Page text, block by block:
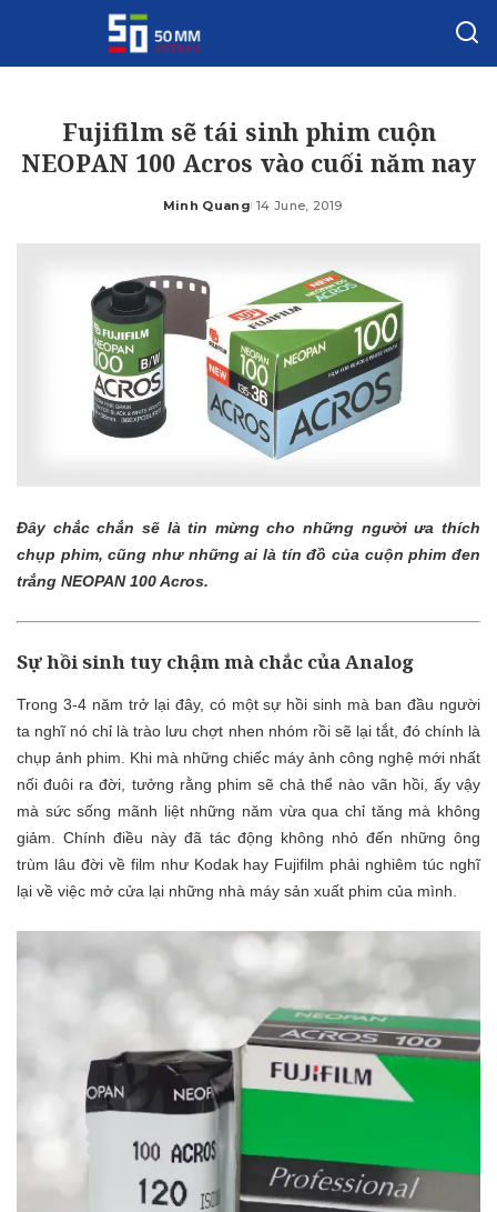
Fujifilm sẽ tái sinh phim cuộn
NEOPAN 100 Acros vào cuối năm nay
Posted
Minh Quang 14 June, 2019
Đây chắc chắn sẽ là tin mừng cho những người ưa thích
chụp phim, cũng như những ai là tín đồ của cuộn phim đen
trắng NEOPAN 100 Acros.
Sự hồi sinh tuy chậm mà chắc của Analog
Trong 3-4 năm trở lại đây, có một sự hồi sinh mà ban đầu người
ta nghĩ nó chỉ là trào lưu chợt nhen nhóm rồi sẽ lại tắt, đó chính là
chụp ảnh phim. Khi mà những chiếc máy ảnh công nghệ mới nhất
nối đuôi ra đời, tưởng rằng phim sẽ chả thể nào vãn hồi, ấy vậy
mà sức sống mãnh liệt những năm vừa qua chỉ tăng mà không
giảm. Chính điều này đã tác động không nhỏ đến những ông
trùm lâu đời về film như Kodak hay Fujifilm phải nghiêm túc nghĩ
lại về việc mở cửa lại những nhà máy sản xuất phim của mình.